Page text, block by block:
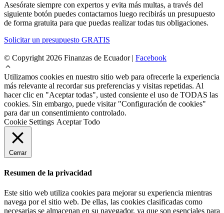
Asesórate siempre con expertos y evita más multas, a través del
siguiente botón puedes contactarnos luego recibirás un presupuesto
de forma gratuita para que puedas realizar todas tus obligaciones.
Solicitar un presupuesto GRATIS
© Copyright 2026 Finanzas de Ecuador | Facebook
Utilizamos cookies en nuestro sitio web para ofrecerle la experiencia
más relevante al recordar sus preferencias y visitas repetidas. Al
hacer clic en "Aceptar todas", usted consiente el uso de TODAS las
cookies. Sin embargo, puede visitar "Configuración de cookies"
para dar un consentimiento controlado.
Cookie Settings Aceptar Todo
Cerrar
Resumen de la privacidad
Este sitio web utiliza cookies para mejorar su experiencia mientras
navega por el sitio web. De ellas, las cookies clasificadas como
necesarias se almacenan en su navegador, ya que son esenciales para